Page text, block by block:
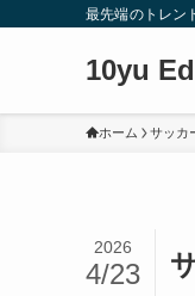
最先端のトレン
10yu
ホーム サッカ
2026
4/23